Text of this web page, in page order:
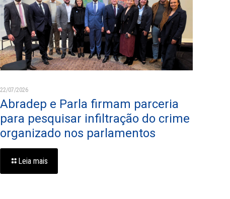
22/07/2026
Abradep e Parla firmam parceria
para pesquisar infiltração do crime
organizado nos parlamentos
Leia mais